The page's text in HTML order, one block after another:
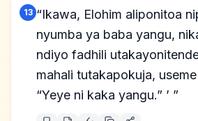
13 “Ikawa, Elohim aliponitoa
nyumba ya baba yangu,
ndiyo fadhili
mahali tutakapokuja,
“Yeye ni kaka yangu.” ’ ”